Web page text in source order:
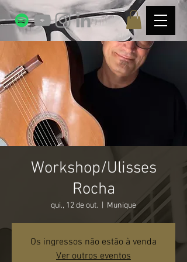
Workshop/Ulisses
Rocha
qui., 12 de out.
  |
Munique
Os ingressos não estão à venda
Ver outros eventos